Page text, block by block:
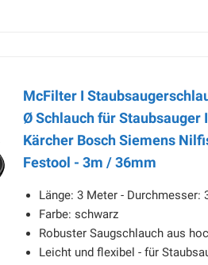
McFilter I
Ø Schlauch für Staubsauger
Kärcher Bosch Siemens
Festool - 3m / 36mm
Länge: 3 Meter - Durchmesser:
Farbe: schwarz
Robuster Saugschlauch aus
Leicht und flexibel - für